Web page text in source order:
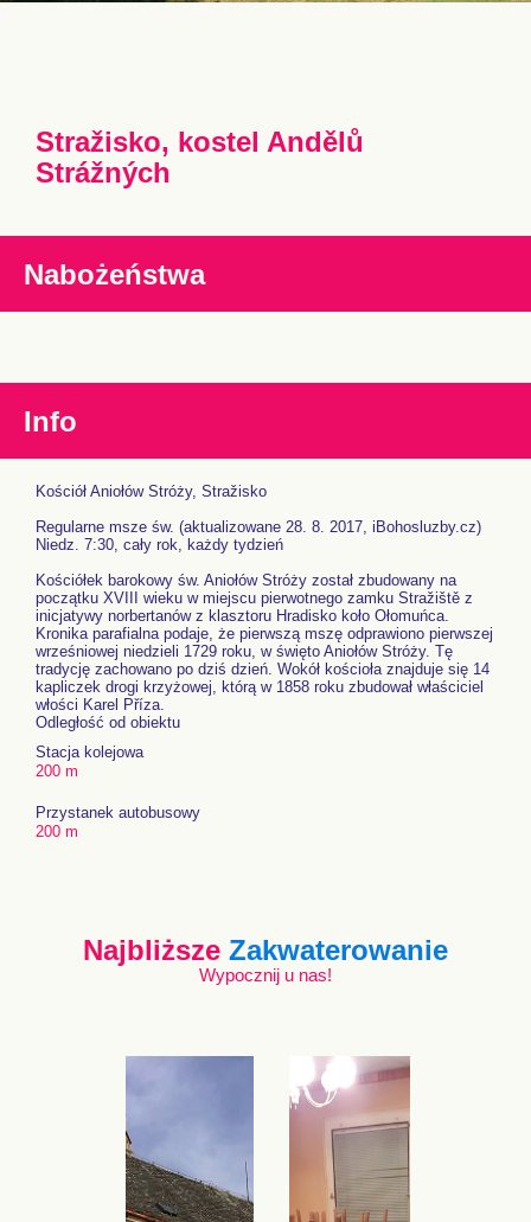
Stražisko, kostel Andělů
Strážných
Nabożeństwa
Info
Kościół Aniołów Stróży, Stražisko
Regularne msze św. (aktualizowane 28. 8. 2017, iBohosluzby.cz)
Niedz. 7:30, cały rok, każdy tydzień
Kościółek barokowy św. Aniołów Stróży został zbudowany na
początku XVIII wieku w miejscu pierwotnego zamku Stražiště z
inicjatywy norbertanów z klasztoru Hradisko koło Ołomuńca.
Kronika parafialna podaje, że pierwszą mszę odprawiono pierwszej
wrześniowej niedzieli 1729 roku, w święto Aniołów Stróży. Tę
tradycję zachowano po dziś dzień. Wokół kościoła znajduje się 14
kapliczek drogi krzyżowej, którą w 1858 roku zbudował właściciel
włości Karel Příza.
Odległość od obiektu
Stacja kolejowa
200 m
Przystanek autobusowy
200 m
Najbliższe Zakwaterowanie
Wypocznij u nas!